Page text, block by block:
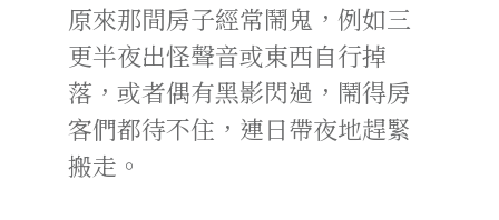
原來那間房子經常鬧鬼，例如三
更半夜出怪聲音或東西自行掉
落，或者偶有黑影閃過，鬧得房
客們都待不住，連日帶夜地趕緊
搬走。